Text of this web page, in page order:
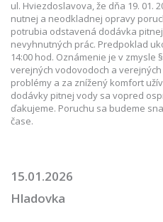
ul. Hviezdoslavova, že dňa 19. 01.
nutnej a neodkladnej opravy
potrubia odstavená dodávka
nevyhnutných prác. Predpoklad
14:00 hod. Oznámenie je v zmysle
verejných vodovodoch a
problémy a za znížený komfort
dodávky pitnej vody sa vopred
ďakujeme. Poruchu sa budeme
čase.
15.01.2026
Hladovka